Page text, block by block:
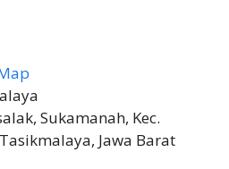
Sukamanah, Kec.
Jawa Barat